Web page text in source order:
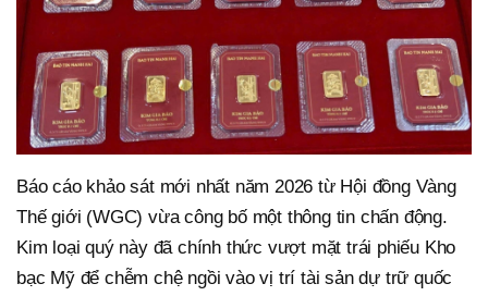
Báo cáo khảo sát mới nhất năm 2026 từ Hội đồng Vàng
Thế giới (WGC) vừa công bố một thông tin chấn động.
Kim loại quý này đã chính thức vượt mặt trái phiếu Kho
bạc Mỹ để chễm chệ ngồi vào vị trí tài sản dự trữ quốc